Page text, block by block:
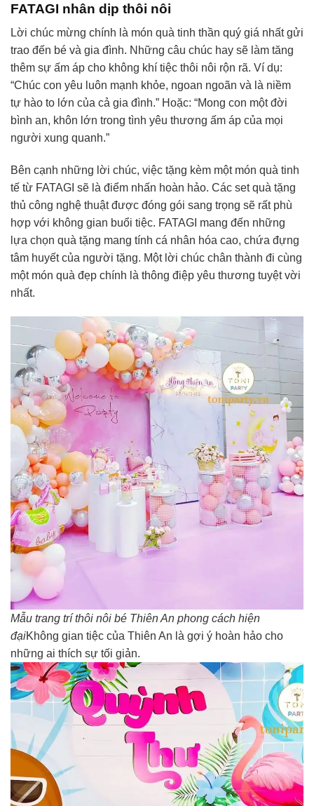
FATAGI nhân dịp thôi nôi
Lời chúc mừng chính là món quà tinh thần quý giá nhất gửi
trao đến bé và gia đình. Những câu chúc hay sẽ làm tăng
thêm sự ấm áp cho không khí tiệc thôi nôi rộn rã. Ví dụ:
“Chúc con yêu luôn mạnh khỏe, ngoan ngoãn và là niềm
tự hào to lớn của cả gia đình.” Hoặc: “Mong con một đời
bình an, khôn lớn trong tình yêu thương ấm áp của mọi
người xung quanh.”
Bên cạnh những lời chúc, việc tặng kèm một món quà tinh
tế từ FATAGI sẽ là điểm nhấn hoàn hảo. Các set quà tặng
thủ công nghệ thuật được đóng gói sang trọng sẽ rất phù
hợp với không gian buổi tiệc. FATAGI mang đến những
lựa chọn quà tặng mang tính cá nhân hóa cao, chứa đựng
tâm huyết của người tặng. Một lời chúc chân thành đi cùng
một món quà đẹp chính là thông điệp yêu thương tuyệt vời
nhất.
Mẫu trang trí thôi nôi bé Thiên An phong cách hiện
đạiKhông gian tiệc của Thiên An là gợi ý hoàn hảo cho
những ai thích sự tối giản.